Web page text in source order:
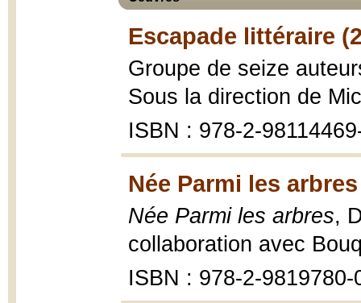
Escapade littéraire
Groupe de seize
Sous la direction de
ISBN : 978-2-
Née Parmi les
Née Parmi les arbres,
collaboration avec
ISBN : 978-2-9819780-